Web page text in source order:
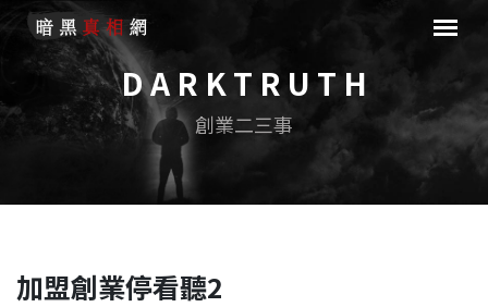
D A R K T R U T H
創業二三事
加盟創業停看聽2